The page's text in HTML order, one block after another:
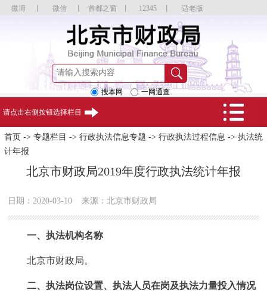
微博 微信 12345 适老版
首都之窗
搜本网 一网通查
请点击右侧按钮选择栏目
首页 -> 专题栏目 -> 行政执法信息专题 -> 行政执法过程信息 -> 执法统
计年报
北京市财政局2019年度行政执法统计年报
日期：2020-03-10 来源：北京市财政局
一、执法机构名称
北京市财政局。
二、执法岗位设置、执法人员在岗及执法力量投入情况